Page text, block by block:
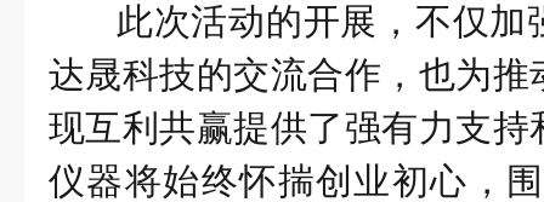
此次活动的开展，不仅加
达晟科技的交流合作，也为
现互利共赢提供了强有力支
仪器将始终怀揣创业初心，